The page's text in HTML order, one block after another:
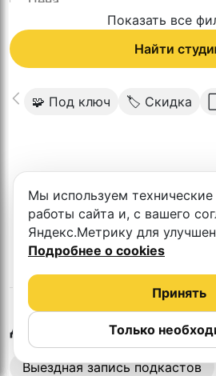
Показать все
Найти
🧩 Под ключ 🏷 Скидка
студии
Другие студии в
Выездная запись подкастов
Мы используем
работы сайта и, с вашего
Яндекс.Метрику для
Подробнее о cookies
Только
Принять